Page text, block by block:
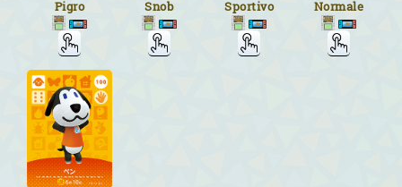
Pigro
Snob
Sportivo
Normale